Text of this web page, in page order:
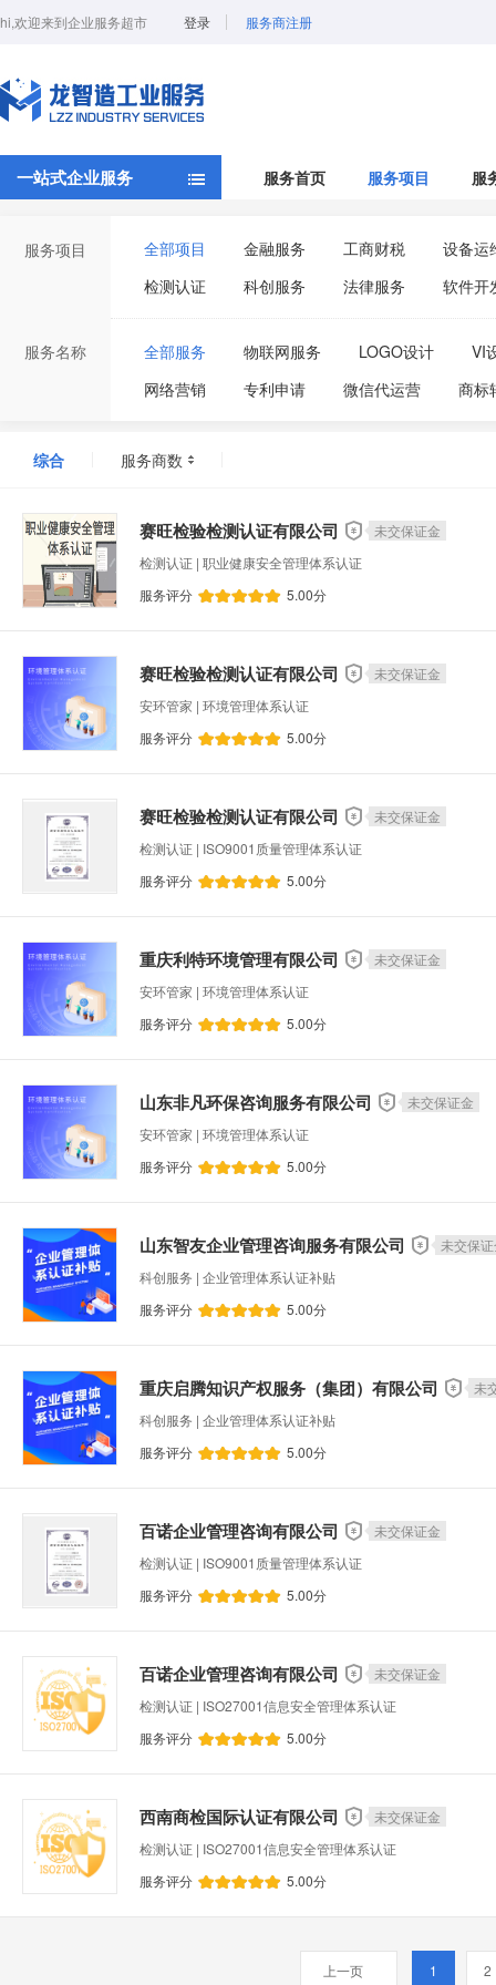
hi,欢迎来到企业服务超市 登录 服务商注册
一站式企业服务 服务首页 服务项目 服
服务项目 全部项目 金融服务 工商财税
设备运
检测认证
科创服务 法律服务 软件开
服务名称 全部服务 物联网服务 LOGO设计
VI
网络营销
专利申请 微信代运营
商标
科技创新小巨人
数字化装备普及奖补贴
科技型企业入库申报
网站定制开发
信息系统服务
中小企业技术创新服务专项绩效奖补
智能网联汽车测试费用补助
中小企业技术研发
小升规工业企业培育奖励
重庆市北碚区企业技术中心认定
永川区知识产权资助奖励
设备预测性能维护
品牌策划
其他智能系
ERP系统
职业健康安全管理体系认证
水处理设备运维
移动APP开发
离岸公司注册
个税筹划
微信小程序开发
移动UI设计
社保代办
人力资源规划
结构设计
综合 服务商数
赛旺检验检测认证有限公司
未交保证金
检测认证 | 职业健康安全管理体系认证
服务评分
5.00分
赛旺检验检测认证有限公司
未交保证金
安环管家 | 环境管理体系认证
服务评分
5.00分
赛旺检验检测认证有限公司
未交保证金
检测认证 | ISO9001质量管理体系认证
服务评分
5.00分
重庆利特环境管理有限公司
未交保证金
安环管家 | 环境管理体系认证
服务评分
5.00分
山东非凡环保咨询服务有限公司
未交保证金
安环管家 | 环境管理体系认证
服务评分
5.00分
山东智友企业管理咨询服务有限公司
未交保
科创服务 | 企业管理体系认证补贴
服务评分
5.00分
重庆启腾知识产权服务（集团）有限公司
未
科创服务 | 企业管理体系认证补贴
服务评分
5.00分
百诺企业管理咨询有限公司
未交保证金
检测认证 | ISO9001质量管理体系认证
服务评分
5.00分
百诺企业管理咨询有限公司
未交保证金
检测认证 | ISO27001信息安全管理体系认证
服务评分
5.00分
西南商检国际认证有限公司
未交保证金
检测认证 | ISO27001信息安全管理体系认证
服务评分
5.00分
上一页 1 2